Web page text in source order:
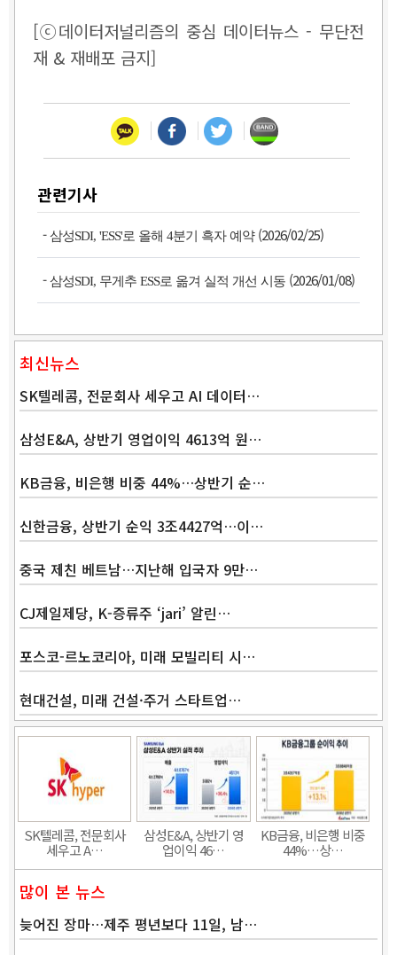
[ⓒ데이터저널리즘의 중심 데이터뉴스 - 무단전
재 & 재배포 금지]
관련기사
-삼성SDI, 'ESS'로 올해 4분기 흑자 예약(2026/02/25)
-삼성SDI, 무게추 ESS로 옮겨 실적 개선 시동 (2026/01/08)
최신뉴스
SK텔레콤, 전문회사 세우고 AI 데이터…
삼성E&A, 상반기 영업이익 4613억 원…
KB금융, 비은행 비중 44%…상반기 순…
신한금융, 상반기 순익 3조4427억…이…
중국 제친 베트남…지난해 입국자 9만…
CJ제일제당, K-증류주 ‘jari’ 알린…
포스코-르노코리아, 미래 모빌리티 시…
현대건설, 미래 건설·주거 스타트업…
SK텔레콤, 전문회사
세우고 A…
삼성E&A, 상반기 영
업이익 46…
KB금융, 비은행 비중
44%…상…
많이 본 뉴스
늦어진 장마…제주 평년보다 11일, 남…